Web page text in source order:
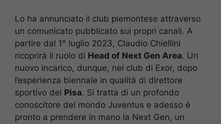
Lo ha annunciato il club piemontese attraverso
un comunicato pubblicato sui propri canali. A
partire dal 1° luglio 2023, Claudio Chiellini
ricoprirà il ruolo di Head of Next Gen Area. Un
nuovo incarico, dunque, nel club di Exor, dopo
l’esperienza biennale in qualità di direttore
sportivo del Pisa. Si tratta di un profondo
conoscitore del mondo Juventus e adesso è
pronto a prendere in mano la Next Gen, un